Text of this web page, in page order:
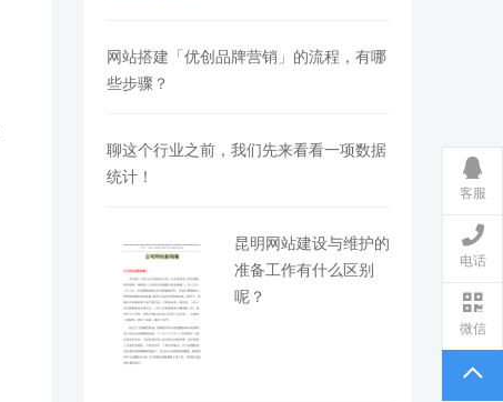
网站搭建「优创品牌营销」的流程，有哪
些步骤？
聊这个行业之前，我们先来看看一项数据
统计！
昆明网站建设与维护的
准备工作有什么区别
呢？
客服
电话
微信